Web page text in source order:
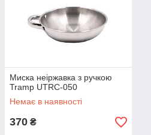
Миска неіржавка з ручкою
Tramp UTRC-050
Немає в наявності
370 ₴